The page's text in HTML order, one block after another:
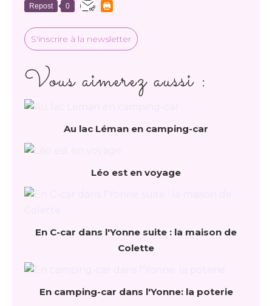
Repost 0
S'inscrire à la newsletter
Vous aimerez aussi :
Au lac Léman en camping-car
Léo est en voyage
En C-car dans l'Yonne suite : la maison de
Colette
En camping-car dans l'Yonne: la poterie